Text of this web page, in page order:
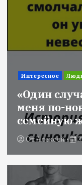
Интересное
«Один
меня по-
семейную
ОтАлексей